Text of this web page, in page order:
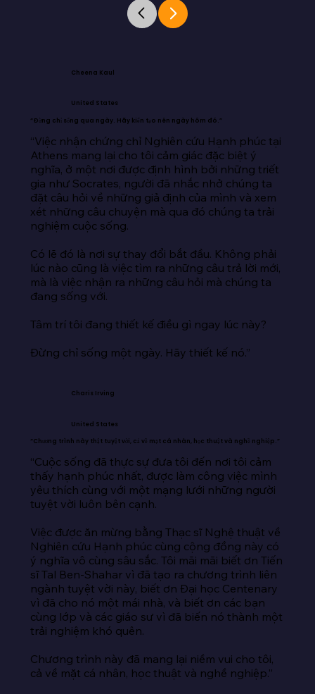
Cheena Kaul
United States
“Đừng chỉ sống qua ngày. Hãy kiến tạo nên ngày hôm đó.”
“Việc nhận chứng chỉ Nghiên cứu Hạnh phúc tại
Athens mang lại cho tôi cảm giác đặc biệt ý
nghĩa, ở một nơi được định hình bởi những triết
gia như Socrates, người đã nhắc nhở chúng ta
đặt câu hỏi về những giả định của mình và xem
xét những câu chuyện mà qua đó chúng ta trải
nghiệm cuộc sống.
Có lẽ đó là nơi sự thay đổi bắt đầu. Không phải
lúc nào cũng là việc tìm ra những câu trả lời mới,
mà là việc nhận ra những câu hỏi mà chúng ta
đang sống với.
Tâm trí tôi đang thiết kế điều gì ngay lúc này?
Đừng chỉ sống một ngày. Hãy thiết kế nó.”
Charis Irving
United States
“Chương trình này thật tuyệt vời, cả về mặt cá nhân, học thuật và nghề nghiệp.”
“Cuộc sống đã thực sự đưa tôi đến nơi tôi cảm
thấy hạnh phúc nhất, được làm công việc mình
yêu thích cùng với một mạng lưới những người
tuyệt vời luôn bên cạnh.
Việc được ăn mừng bằng Thạc sĩ Nghệ thuật về
Nghiên cứu Hạnh phúc cùng cộng đồng này có
ý nghĩa vô cùng sâu sắc. Tôi mãi mãi biết ơn Tiến
sĩ Tal Ben-Shahar vì đã tạo ra chương trình liên
ngành tuyệt vời này, biết ơn Đại học Centenary
vì đã cho nó một mái nhà, và biết ơn các bạn
cùng lớp và các giáo sư vì đã biến nó thành một
trải nghiệm khó quên.
Chương trình này đã mang lại niềm vui cho tôi,
cả về mặt cá nhân, học thuật và nghề nghiệp.”